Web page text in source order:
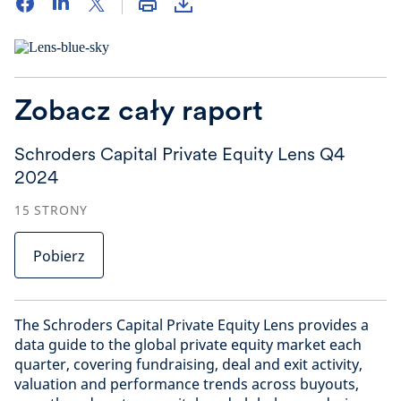
Zobacz cały raport
Schroders Capital Private Equity Lens Q4
2024
15 STRONY
Pobierz
The Schroders Capital Private Equity Lens provides a
data guide to the global private equity market each
quarter, covering fundraising, deal and exit activity,
valuation and performance trends across buyouts,